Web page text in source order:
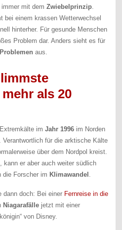
immer mit demZwiebelprinzip.
bei einem krassen Wetterwechsel
hinterher. Für gesunde Menschen
Problem dar. Anders sieht es für
aus.
als 20
imJahr 1996 im Norden
für die arktische Kälte
über dem Nordpol kreist.
kann er aber auch weiter südlich
die Forscher im Klimawandel .
dann doch: Bei einer Fernreise in die
Niagarafälle jetzt mit einer
von Disney.